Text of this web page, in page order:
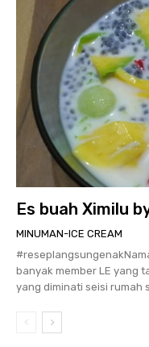
Es buah Ximilu
MINUMAN-ICE CREAM
banyak member LE yang
yang diminati seisi rumah